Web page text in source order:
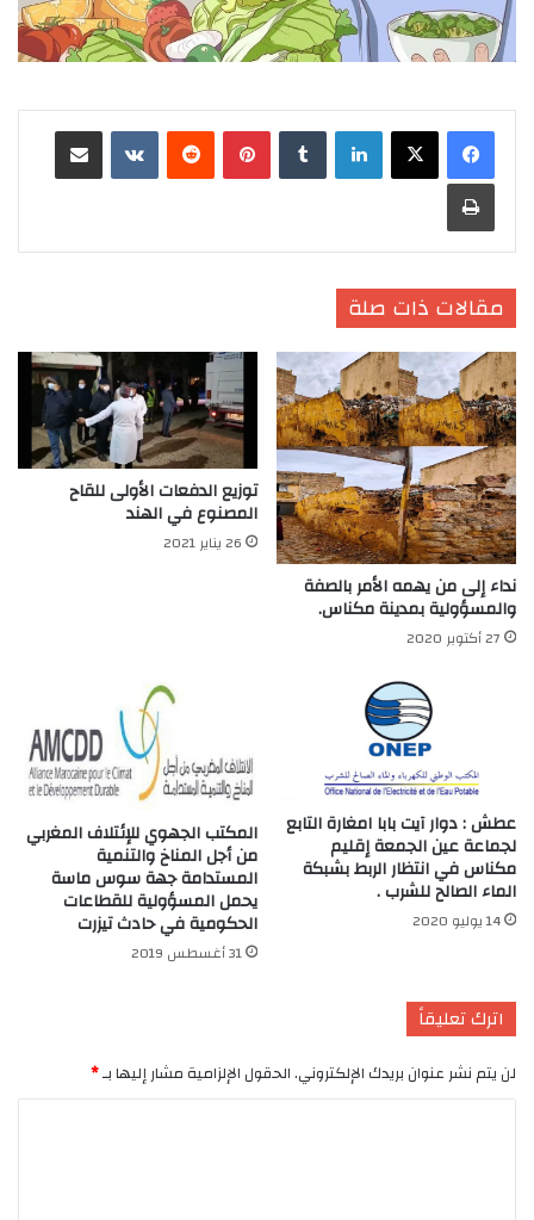
لينكدإن بينتيريست
طباعة
مقالات ذات صلة
نداء إلى من يهمه الأمر بالصفة
والمسؤولية بمدينة مكناس.
27 أكتوبر 2020
توزيع الدفعات الأولى للقاح
المصنوع في الهند
26 يناير 2021
عطش : دوار آيت بابا امغارة التابع
لجماعة عين الجمعة إقليم
مكناس في انتظار الربط بشبكة
الماء الصالح للشرب .
14 يوليو 2020
المكتب الجهوي للإئتلاف المغربي
من أجل المناخ والتنمية
المستدامة جهة سوس ماسة
يحمل المسؤولية للقطاعات
الحكومية في حادث تيزرت
31 أغسطس 2019
اترك تعليقاً
لن يتم نشر عنوان بريدك الإلكتروني.الحقول الإلزامية مشار إليها بـ*